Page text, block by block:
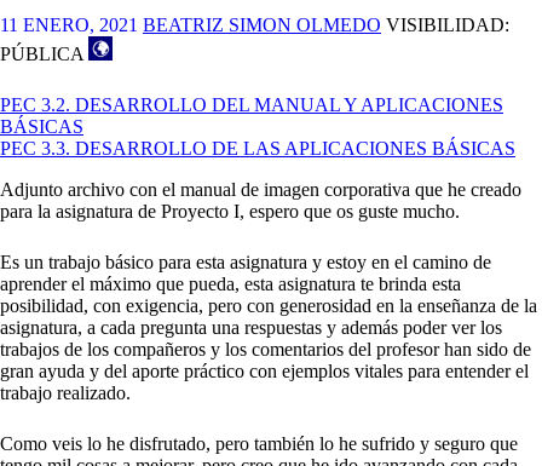
11 ENERO, 2021 BEATRIZ SIMON OLMEDO VISIBILIDAD:
PÚBLICA
PEC 3.2. DESARROLLO DEL MANUAL Y APLICACIONES
BÁSICAS
PEC 3.3. DESARROLLO DE LAS APLICACIONES BÁSICAS
Adjunto archivo con el manual de imagen corporativa que he creado
para la asignatura de Proyecto I, espero que os guste mucho.
Es un trabajo básico para esta asignatura y estoy en el camino de
aprender el máximo que pueda, esta asignatura te brinda esta
posibilidad, con exigencia, pero con generosidad en la enseñanza de la
asignatura, a cada pregunta una respuestas y además poder ver los
trabajos de los compañeros y los comentarios del profesor han sido de
gran ayuda y del aporte práctico con ejemplos vitales para entender el
trabajo realizado.
Como veis lo he disfrutado, pero también lo he sufrido y seguro que